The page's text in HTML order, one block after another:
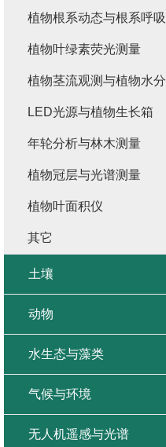
植物根系动态与根系呼吸
植物叶绿素荧光测量
植物茎流观测与植物水分
LED光源与植物生长箱
年轮分析与林木测量
植物冠层与光谱测量
植物叶面积仪
其它
土壤
动物
水生态与藻类
气候与环境
无人机遥感与光谱